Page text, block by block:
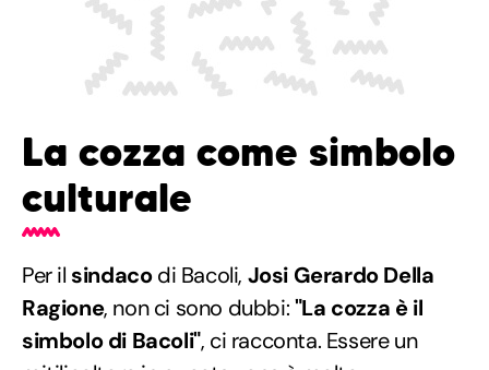
La cozza come simbolo
culturale
Per il sindacodi Bacoli, Josi Gerardo Della
Ragione, non ci sono dubbi:"La cozza è il
simbolo di Bacoli", ci racconta. Essere un